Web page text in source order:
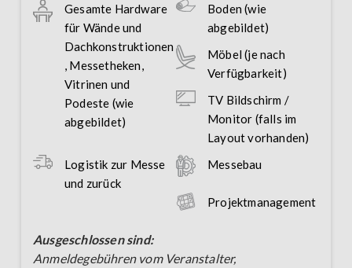
Gesamte Hardware
für Wände und
Dachkonstruktionen
, Messetheken,
Vitrinen und
Podeste (wie
abgebildet)
Boden (wie
abgebildet)
Möbel (je nach
Verfügbarkeit)
TV Bildschirm /
Monitor (falls im
Layout vorhanden)
Logistik zur Messe
und zurück
Messebau
Projektmanagement
Ausgeschlossen sind:
Anmeldegebühren vom Veranstalter,